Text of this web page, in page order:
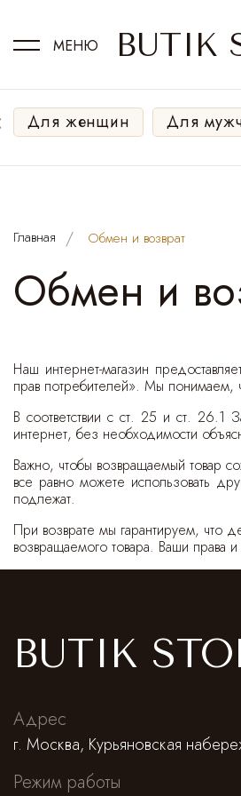
МЕНЮ BUTIK
Для женщин Для
Главная Обмен и возврат
Обмен и
Наш интернет-магазин
прав потребителей». Мы понимаем,
В соответствии с ст. 25 и ст.
интернет, без необходимости
Важно, чтобы возвращаемый товар
все равно можете использовать
подлежат.
При возврате мы гарантируем, что
возвращаемого товара. Ваши права
BUTIK
Адрес
г. Москва, Курьяновская
Режим работы